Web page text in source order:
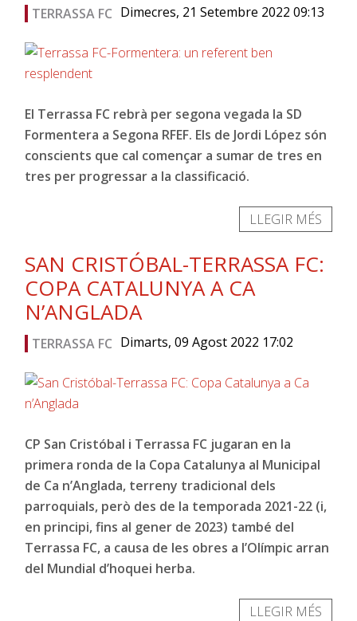
TERRASSA FC Dimecres, 21 Setembre 2022 09:13
El Terrassa FC rebrà per segona vegada la SD
Formentera a Segona RFEF. Els de Jordi López són
conscients que cal començar a sumar de tres en
tres per progressar a la classificació.
LLEGIR MÉS
SAN CRISTÓBAL-TERRASSA FC:
COPA CATALUNYA A CA
N’ANGLADA
TERRASSA FC Dimarts, 09 Agost 2022 17:02
CP San Cristóbal i Terrassa FC jugaran en la
primera ronda de la Copa Catalunya al Municipal
de Ca n’Anglada, terreny tradicional dels
parroquials, però des de la temporada 2021-22 (i,
en principi, fins al gener de 2023) també del
Terrassa FC, a causa de les obres a l’Olímpic arran
del Mundial d’hoquei herba.
LLEGIR MÉS